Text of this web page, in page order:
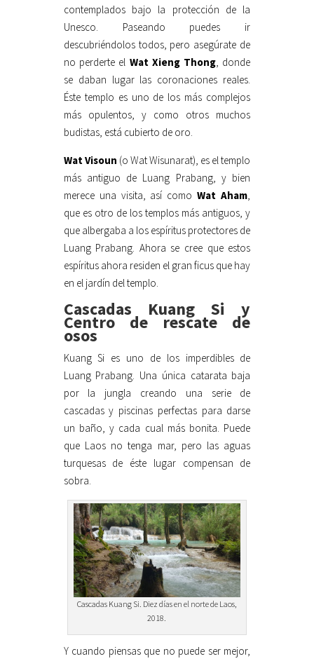
contemplados bajo la protección de la
Unesco. Paseando puedes ir
descubriéndolos todos, pero asegúrate de
no perderte el Wat Xieng Thong, donde
se daban lugar las coronaciones reales.
Éste templo es uno de los más complejos
más opulentos, y como otros muchos
budistas, está cubierto de oro.
Wat Visoun (o Wat Wisunarat), es el templo
más antiguo de Luang Prabang, y bien
merece una visita, así comoWat Aham,
que es otro de los templos más antiguos, y
que albergaba a los espíritus protectores de
Luang Prabang. Ahora se cree que estos
espíritus ahora residen el gran ficus que hay
en el jardín del templo.
Cascadas Kuang Si y
Centro de rescate de
osos
Kuang Si es uno de los imperdibles de
Luang Prabang. Una única catarata baja
por la jungla creando una serie de
cascadas y piscinas perfectas para darse
un baño, y cada cual más bonita. Puede
que Laos no tenga mar, pero las aguas
turquesas de éste lugar compensan de
sobra.
Cascadas Kuang Si. Diez días en el norte de Laos,
2018.
Y cuando piensas que no puede ser mejor,